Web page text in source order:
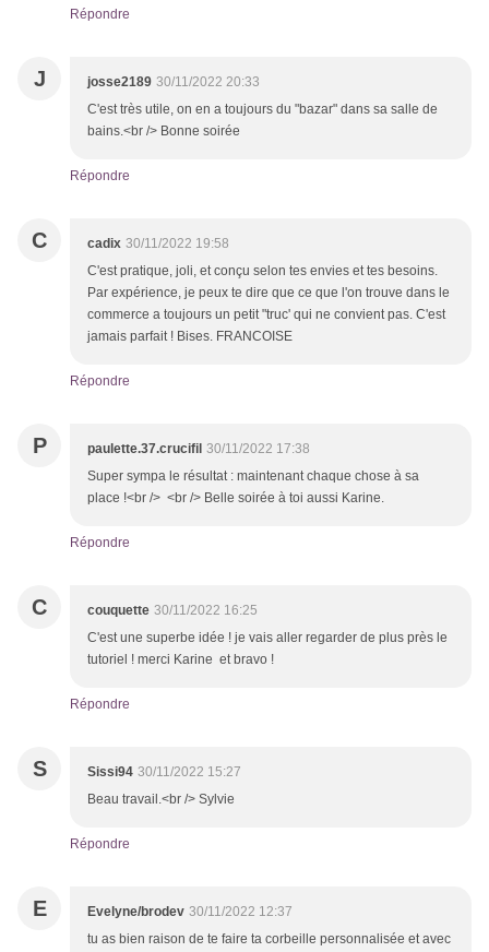
Répondre
J josse2189 30/11/2022 20:33
C'est très utile, on en a toujours du "bazar" dans sa salle de
bains.<br /> Bonne soirée
Répondre
C cadix 30/11/2022 19:58
C'est pratique, joli, et conçu selon tes envies et tes besoins.
Par expérience, je peux te dire que ce que l'on trouve dans le
commerce a toujours un petit "truc' qui ne convient pas. C'est
jamais parfait ! Bises. FRANCOISE
Répondre
P paulette.37.crucifil 30/11/2022 17:38
Super sympa le résultat : maintenant chaque chose à sa
place !<br /> <br /> Belle soirée à toi aussi Karine.
Répondre
C couquette 30/11/2022 16:25
C'est une superbe idée ! je vais aller regarder de plus près le
tutoriel ! merci Karine et bravo !
Répondre
S Sissi94 30/11/2022 15:27
Beau travail.<br /> Sylvie
Répondre
E Evelyne/brodev 30/11/2022 12:37
tu as bien raison de te faire ta corbeille personnalisée et avec